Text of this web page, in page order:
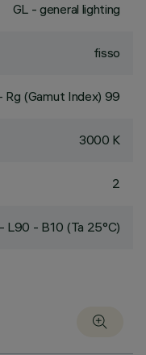
GL - general lighting
fisso
(Gamut Index) 99
3000 K
2
L90 - B10 (Ta 25°C)